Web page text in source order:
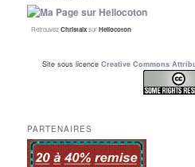
RetrouvezChristalxsurHellocoton
Site sous licence Creative Commons
PARTENAIRES